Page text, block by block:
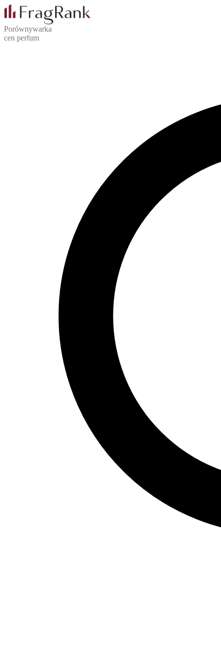
Porównywarka
cen perfum